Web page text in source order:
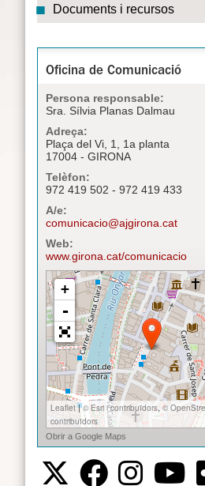
Documents i recursos
Oficina de Comunicació
Persona responsable:
Sra. Sílvia Planas Dalmau
Adreça:
Plaça del Vi, 1, 1a planta
17004 - GIRONA
Telèfon:
972 419 502 - 972 419 433
A/e:
comunicacio@ajgirona.cat
Web:
www.girona.cat/comunicacio